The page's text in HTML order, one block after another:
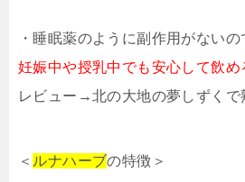
・睡眠薬のように副作用がない
妊娠中や授乳中でも安心して飲め
レビュー→北の大地の夢しずくで
＜ ルナハーブの特徴＞